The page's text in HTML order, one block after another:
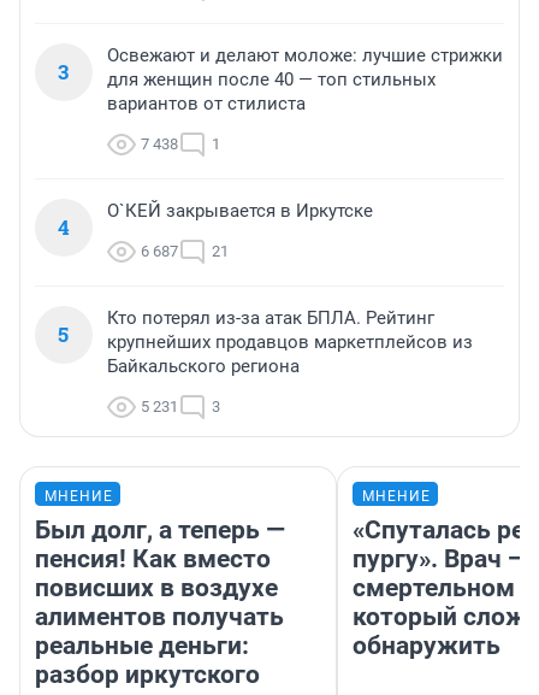
3
Освежают и делают моложе: лучшие стрижки
для женщин после 40 — топ стильных
вариантов от стилиста
7 438 1
4
О`КЕЙ закрывается в Иркутске
6 687 21
5
Кто потерял из-за атак БПЛА. Рейтинг
крупнейших продавцов маркетплейсов из
Байкальского региона
5 231 3
МНЕНИЕ
Был долг, а теперь —
пенсия! Как вместо
повисших в воздухе
алиментов получать
реальные деньги:
разбор иркутского
МНЕНИЕ
«Спуталась
пургу». Врач —
смертельном
который
обнаружить